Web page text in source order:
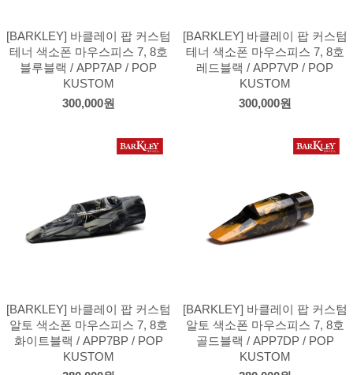
[BARKLEY] 바클레이 팝 커스텀
테너 색소폰 마우스피스 7, 8호
블루블랙 / APP7AP / POP
KUSTOM
300,000원
[BARKLEY] 바클레이 팝 커스텀
테너 색소폰 마우스피스 7, 8호
레드블랙 / APP7VP / POP
KUSTOM
300,000원
[BARKLEY] 바클레이 팝 커스텀
알토 색소폰 마우스피스 7, 8호
화이트블랙 / APP7BP / POP
KUSTOM
[BARKLEY] 바클레이 팝 커스텀
알토 색소폰 마우스피스 7, 8호
골드블랙 / APP7DP / POP
KUSTOM